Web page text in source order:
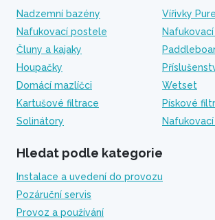
Nadzemní bazény
Vířivky
Nafukovací postele
Čluny a kajaky
Houpačky
Domácí mazlíčci
Wetset
Kartušové filtrace
Pískové
Solinátory
Hledat podle kategorie
Instalace a uvedení do provozu
Pozáruční servis
Provoz a používání